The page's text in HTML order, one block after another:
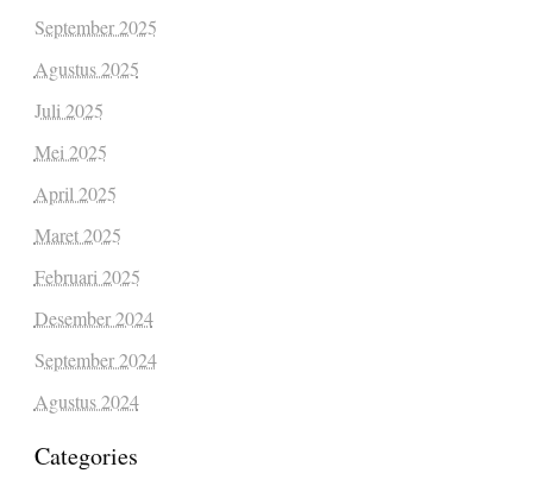
September 2025
Agustus 2025
Juli 2025
Mei 2025
April 2025
Maret 2025
Februari 2025
Desember 2024
September 2024
Agustus 2024
Categories